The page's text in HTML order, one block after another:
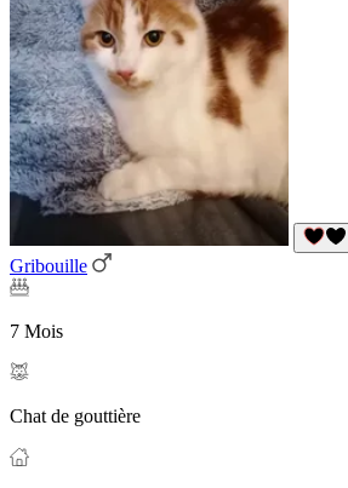
Gribouille
7 Mois
Chat de gouttière